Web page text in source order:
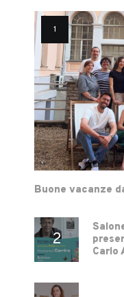
Buone vacanze
Carlo